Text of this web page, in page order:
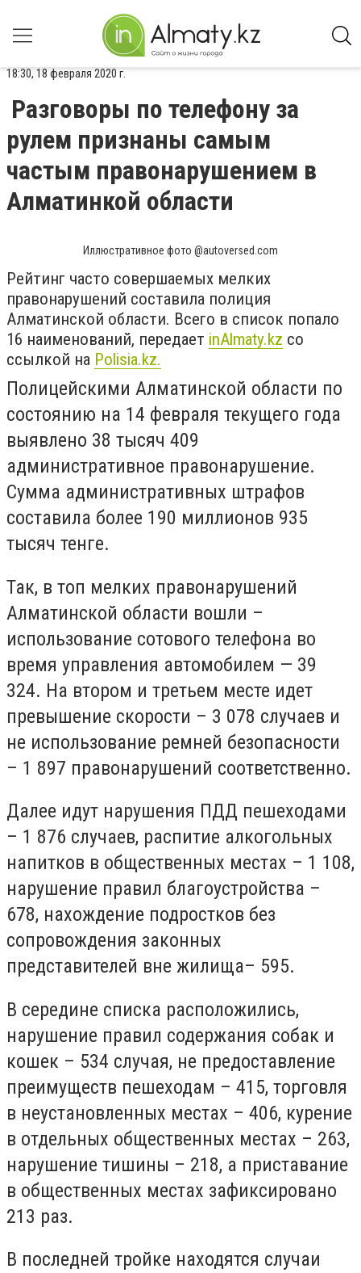
18:30, 18 февраля 2020 г.
Разговоры по телефону за
рулем признаны самым
частым правонарушением в
Алматинкой области
Иллюстративное фото @autoversed.com
Рейтинг часто совершаемых мелких
правонарушений составила полиция
Алматинской области. Всего в список попало
16 наименований, передает inAlmaty.kz со
ссылкой на Polisia.kz.
Полицейскими Алматинской области по
состоянию на 14 февраля текущего года
выявлено 38 тысяч 409
административное правонарушение.
Сумма административных штрафов
составила более 190 миллионов 935
тысяч тенге.
Так, в топ мелких правонарушений
Алматинской области вошли –
использование сотового телефона во
время управления автомобилем — 39
324. На втором и третьем месте идет
превышение скорости – 3 078 случаев и
не использование ремней безопасности
– 1 897 правонарушений соответственно.
Далее идут нарушения ПДД пешеходами
– 1 876 случаев, распитие алкогольных
напитков в общественных местах – 1 108,
нарушение правил благоустройства –
678, нахождение подростков без
сопровождения законных
представителей вне жилища– 595.
В середине списка расположились,
нарушение правил содержания собак и
кошек – 534 случая, не предоставление
преимуществ пешеходам – 415, торговля
в неустановленных местах – 406, курение
в отдельных общественных местах – 263,
нарушение тишины – 218, а приставание
в общественных местах зафиксировано
213 раз.
В последней тройке находятся случаи